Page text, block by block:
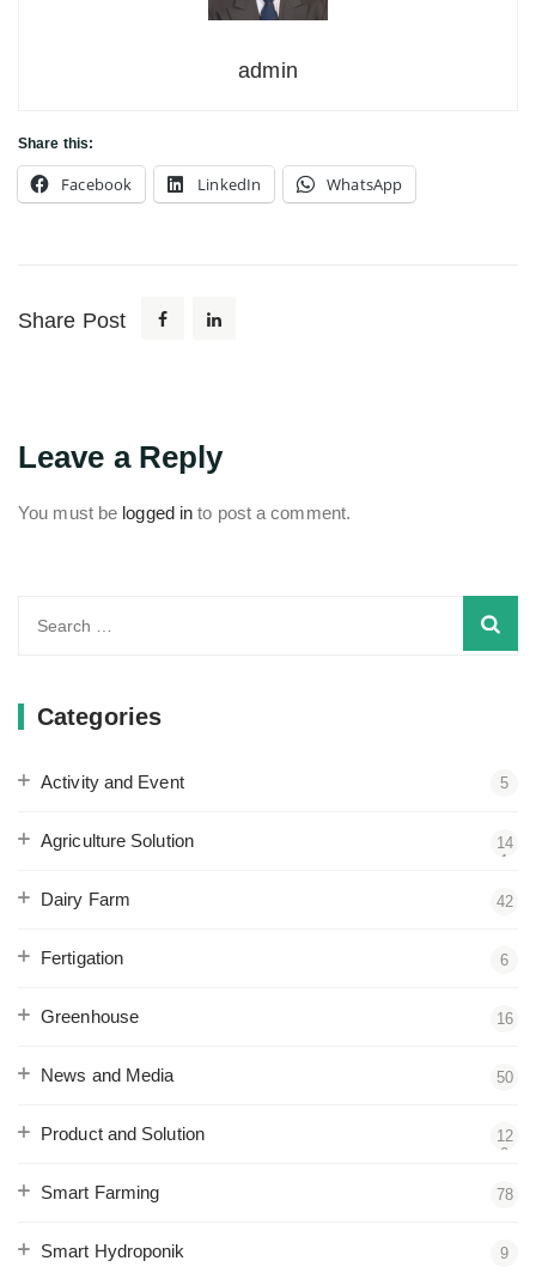
admin
Share this:
Facebook LinkedIn WhatsApp
Share Post
Leave a Reply
You must be logged in to post a comment.
Categories
Activity and Event 5
Agriculture Solution
14
1
Dairy Farm 42
Fertigation 6
Greenhouse 16
News and Media 50
Product and Solution
12
2
Smart Farming 78
Smart Hydroponik 9